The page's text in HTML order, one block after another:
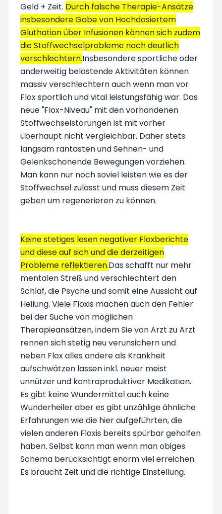
Geld + Zeit. Durch falsche Therapie-Ansätze
insbesondere Gabe von Hochdosiertem
Gluthation über Infusionen können sich zudem
die Stoffwechselprobleme noch deutlich
verschlechtern.Insbesondere sportliche oder
anderweitig belastende Aktivitäten können
massiv verschlechtern auch wenn man vor
Flox sportlich und vital leistungsfähig war. Das
neue "Flox-Niveau" mit den vorhandenen
Stoffwechselstörungen ist mit vorher
überhaupt nicht vergleichbar. Daher stets
langsam rantasten und Sehnen- und
Gelenkschonende Bewegungen vorziehen.
Man kann nur noch soviel leisten wie es der
Stoffwechsel zulässt und muss diesem Zeit
geben um regenerieren zu können.
Keine stetiges lesen negativer Floxberichte
und diese auf sich und die derzeitigen
Probleme reflektieren.Das schafft nur mehr
mentalen Streß und verschlechtert den
Schlaf, die Psyche und somit eine Aussicht auf
Heilung. Viele Floxis machen auch den Fehler
bei der Suche von möglichen
Therapieansätzen, indem Sie von Arzt zu Arzt
rennen sich stetig neu verunsichern und
neben Flox alles andere als Krankheit
aufschwätzen lassen inkl. neuer meist
unnützer und kontraproduktiver Medikation.
Es gibt keine Wundermittel auch keine
Wunderheiler aber es gibt unzählige ähnliche
Erfahrungen wie die hier aufgeführten, die
vielen anderen Floxis bereits spürbar geholfen
haben. Selbst kann man wenn man obiges
Schema berücksichtigt enorm viel erreichen.
Es braucht Zeit und die richtige Einstellung.